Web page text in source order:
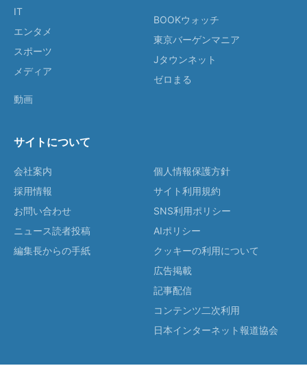
IT
エンタメ
スポーツ
メディア
動画
BOOKウォッチ
東京バーゲンマニア
Jタウンネット
ゼロまる
サイトについて
会社案内
採用情報
お問い合わせ
ニュース読者投稿
編集長からの手紙
個人情報保護方針
サイト利用規約
SNS利用ポリシー
AIポリシー
クッキーの利用について
広告掲載
記事配信
コンテンツ二次利用
日本インターネット報道協会